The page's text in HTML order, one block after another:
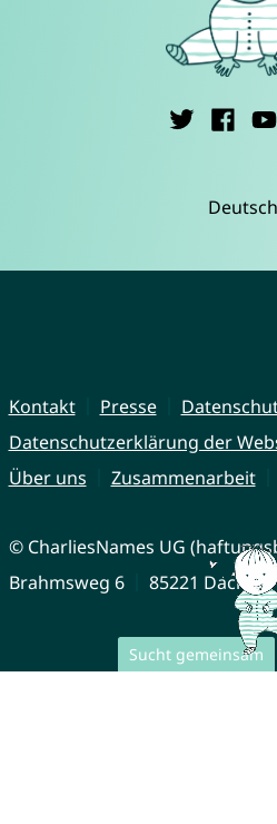
Sucht gemeinsam
Kontakt Presse
Datenschutzerklärung der
Über uns
Zusammenarbeit
© CharliesNames UG
Brahmsweg 6
85221 Dachau